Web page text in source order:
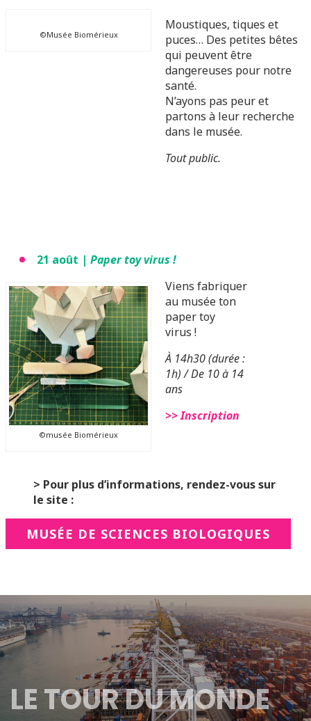
©Musée Biomérieux
Moustiques, tiques et
puces… Des petites bêtes
qui peuvent être
dangereuses pour notre
santé.
N’ayons pas peur et
partons à leur recherche
dans le musée.
Tout public.
21 août | Paper toy virus !
©musée Biomérieux
Viens fabriquer
au musée ton
paper toy
virus !
À 14h30 (durée :
1h) / De 10 à 14
ans
>> Inscription
> Pour plus d’informations, rendez-vous sur
le site :
MUSÉE DE SCIENCES BIOLOGIQUES
LE TOUR DU MONDE